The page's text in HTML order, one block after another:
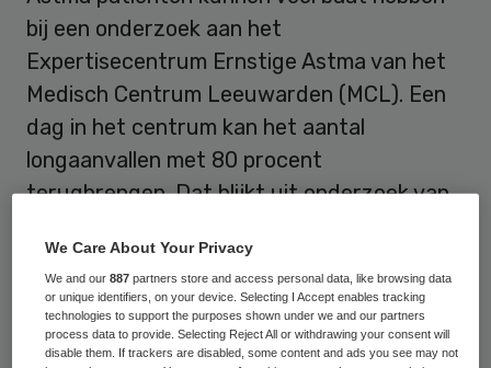
bij een onderzoek aan het
Expertisecentrum Ernstige Astma van het
Medisch Centrum Leeuwarden (MCL). Een
dag in het centrum kan het aantal
longaanvallen met 80 procent
terugbrengen. Dat blijkt uit onderzoek van
arts in opleiding tot longspecialist in het
MCL. De resultaten zijn gepubliceerd in het
European Respiratory Journal.
We Care About Your Privacy
We and our887 partners store and access personal data, like browsing data
or unique identifiers, on your device. Selecting I Accept enables tracking
technologies to support the purposes shown under we and our partners
process data to provide. Selecting Reject All or withdrawing your consent will
disable them. If trackers are disabled, some content and ads you see may not